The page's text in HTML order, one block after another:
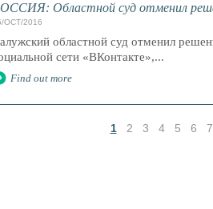
Областной суд отменил
OCT/2016
областной суд отменил
сети «ВКонтакте»,...
Find out more
1 2 3 4 5 6 7